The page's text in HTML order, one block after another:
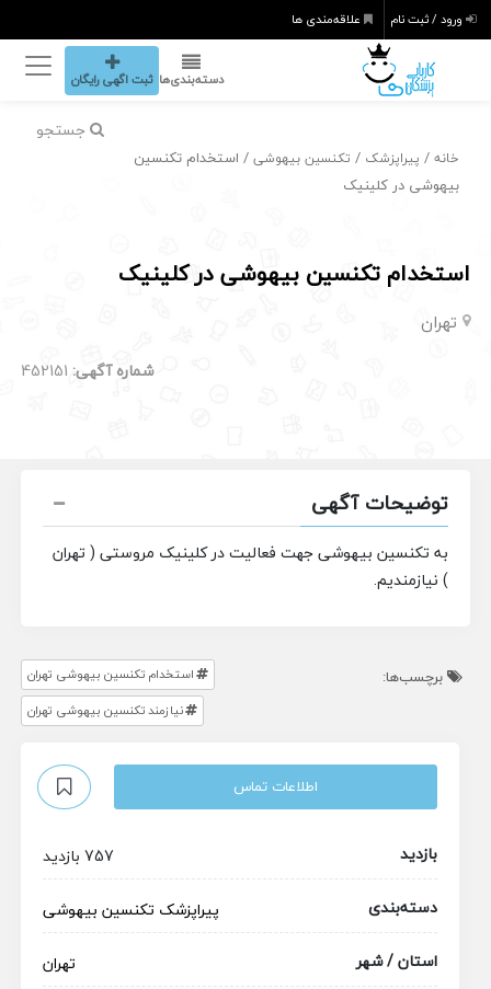
ورود / ثبت نام علاقه‌مندی ها
دسته‌بندی‌ها ثبت اگهی رایگان
جستجو
خانه / پیراپزشک / تکنسین بیهوشی / استخدام تکنسین
بیهوشی در کلینیک
استخدام تکنسین بیهوشی در کلینیک
تهران
شماره آگهی: 452151
توضیحات آگهی
به تکنسین بیهوشی جهت فعالیت در کلینیک مروستی ( تهران
) نیازمندیم.
برچسب‌ها:
استخدام تکنسین بیهوشی تهران
نیازمند تکنسین بیهوشی تهران
اطلاعات تماس
بازدید
757 بازدید
دسته‌بندی
پیراپزشک تکنسین بیهوشی
استان / شهر
تهران